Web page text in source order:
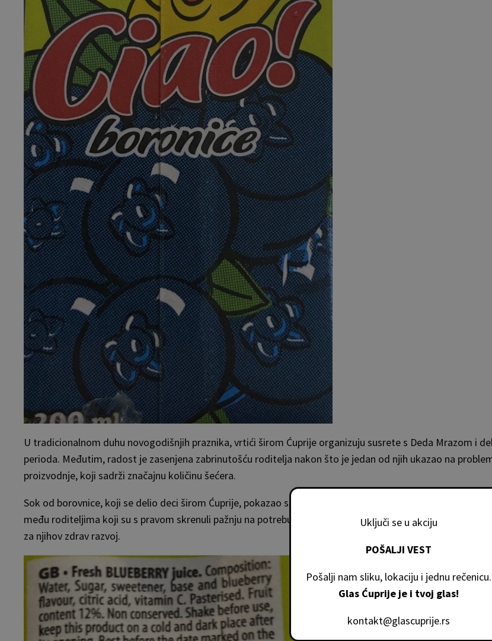
U tradicionalnom duhu novogodišnjih praznika, vrtići širom Ćuprije organizuju susrete s Deda Mrazom i
perioda. Međutim, radost je zasenjena zabrinutošću roditelja nakon što je jedan od njih ukazao na
proizvodnje, koji sadrži značajnu količinu šećera.
Sok od borovnice, koji se delio deci širom Ćuprije, pokazao se kao proizvod sa deset grama šećera na
među roditeljima koji su s pravom skrenuli pažnju na potrebu za odgovornim odabirom namirnica koje
za njihov zdrav razvoj.
Uključi se u akciju
POŠALJI VEST
Pošalji nam sliku, lokaciju i jednu rečenicu.
Glas Ćuprije je i tvoj glas!
kontakt@glascuprije.rs